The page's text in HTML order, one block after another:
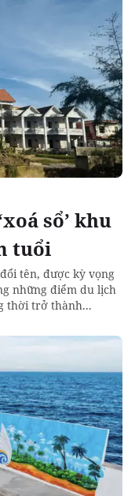
sổ’ khu
tuổi
tên, được kỳ vọng
những điểm du lịch
thời trở thành...